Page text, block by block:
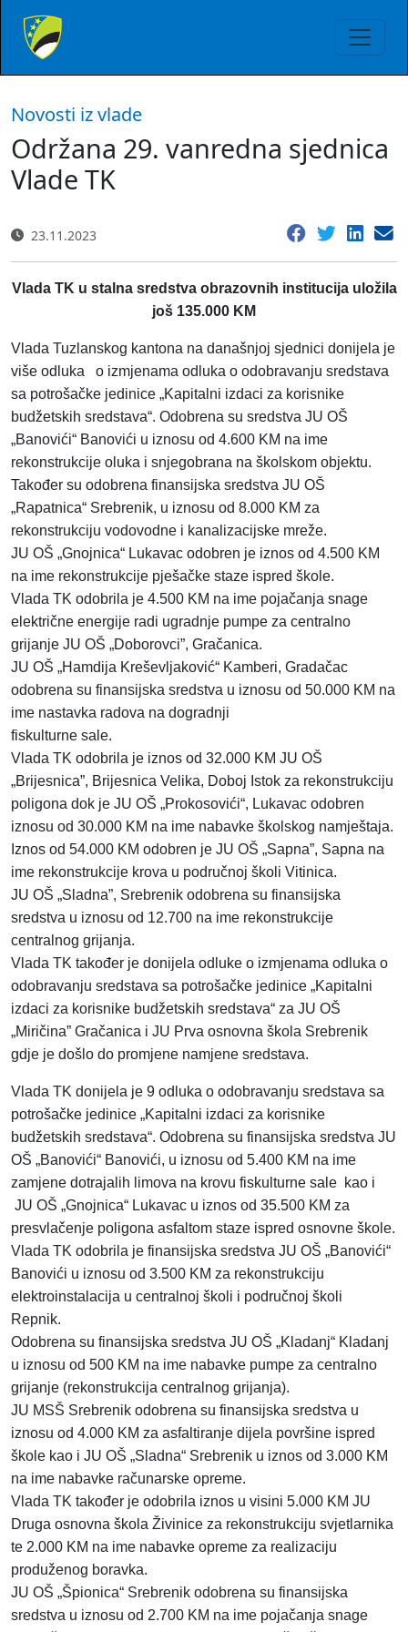
Novosti iz vlade
Održana 29. vanredna sjednica
Vlade TK
23.11.2023
Vlada TK u stalna sredstva obrazovnih institucija uložila
još 135.000 KM
Vlada Tuzlanskog kantona na današnjoj sjednici donijela je
više odluka o izmjenama odluka o odobravanju sredstava
sa potrošačke jedinice „Kapitalni izdaci za korisnike
budžetskih sredstava“. Odobrena su sredstva JU OŠ
„Banovići“ Banovići u iznosu od 4.600 KM na ime
rekonstrukcije oluka i snjegobrana na školskom objektu.
Također su odobrena finansijska sredstva JU OŠ
„Rapatnica“ Srebrenik, u iznosu od 8.000 KM za
rekonstrukciju vodovodne i kanalizacijske mreže.
JU OŠ „Gnojnica“ Lukavac odobren je iznos od 4.500 KM
na ime rekonstrukcije pješačke staze ispred škole.
Vlada TK odobrila je 4.500 KM na ime pojačanja snage
električne energije radi ugradnje pumpe za centralno
grijanje JU OŠ „Doborovci”, Gračanica.
JU OŠ „Hamdija Kreševljaković“ Kamberi, Gradačac
odobrena su finansijska sredstva u iznosu od 50.000 KM na
ime nastavka radova na dogradnji
fiskulturne sale.
Vlada TK odobrila je iznos od 32.000 KM JU OŠ
„Brijesnica”, Brijesnica Velika, Doboj Istok za rekonstrukciju
poligona dok je JU OŠ „Prokosovići“, Lukavac odobren
iznosu od 30.000 KM na ime nabavke školskog namještaja.
Iznos od 54.000 KM odobren je JU OŠ „Sapna”, Sapna na
ime rekonstrukcije krova u područnoj školi Vitinica.
JU OŠ „Sladna”, Srebrenik odobrena su finansijska
sredstva u iznosu od 12.700 na ime rekonstrukcije
centralnog grijanja.
Vlada TK također je donijela odluke o izmjenama odluka o
odobravanju sredstava sa potrošačke jedinice „Kapitalni
izdaci za korisnike budžetskih sredstava“ za JU OŠ
„Miričina” Gračanica i JU Prva osnovna škola Srebrenik
gdje je došlo do promjene namjene sredstava.
Vlada TK donijela je 9 odluka o odobravanju sredstava sa
potrošačke jedinice „Kapitalni izdaci za korisnike
budžetskih sredstava“. Odobrena su finansijska sredstva JU
OŠ „Banovići“ Banovići, u iznosu od 5.400 KM na ime
zamjene dotrajalih limova na krovu fiskulturne sale kao i
JU OŠ „Gnojnica“ Lukavac u iznos od 35.500 KM za
presvlačenje poligona asfaltom staze ispred osnovne škole.
Vlada TK odobrila je finansijska sredstva JU OŠ „Banovići“
Banovići u iznosu od 3.500 KM za rekonstrukciju
elektroinstalacija u centralnoj školi i područnoj školi
Repnik.
Odobrena su finansijska sredstva JU OŠ „Kladanj“ Kladanj
u iznosu od 500 KM na ime nabavke pumpe za centralno
grijanje (rekonstrukcija centralnog grijanja).
JU MSŠ Srebrenik odobrena su finansijska sredstva u
iznosu od 4.000 KM za asfaltiranje dijela površine ispred
škole kao i JU OŠ „Sladna“ Srebrenik u iznos od 3.000 KM
na ime nabavke računarske opreme.
Vlada TK također je odobrila iznos u visini 5.000 KM JU
Druga osnovna škola Živinice za rekonstrukciju svjetlarnika
te 2.000 KM na ime nabavke opreme za realizaciju
produženog boravka.
JU OŠ „Špionica“ Srebrenik odobrena su finansijska
sredstva u iznosu od 2.700 KM na ime pojačanja snage